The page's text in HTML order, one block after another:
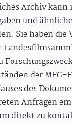
Archiv kann
und
Sie haben die
der
des
Anfragen
direkt zu